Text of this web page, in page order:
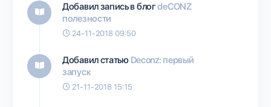
Добавил запись в блогdeCONZ
полезности
24-11-2018 09:50
Добавил статью Deconz: первый
запуск
21-11-2018 15:15